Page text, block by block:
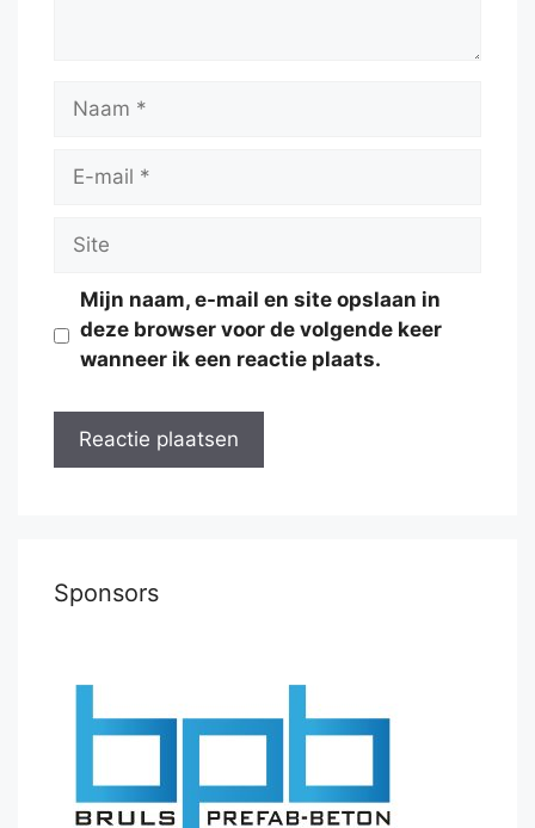
Naam
Site
Mijn naam, e-mail en site opslaan in
deze browser voor de volgende keer
wanneer ik een reactie plaats.
Sponsors